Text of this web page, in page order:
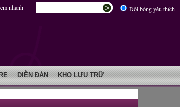
Đội bóng yêu thích
nhanh
DIỄN ĐÀN KHO LƯU TRỮ